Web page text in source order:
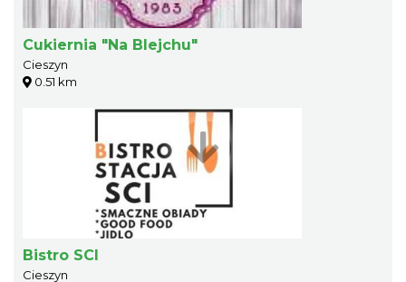
Cukiernia "Na Blejchu"
Cieszyn
0.51 km
Bistro SCI
Cieszyn